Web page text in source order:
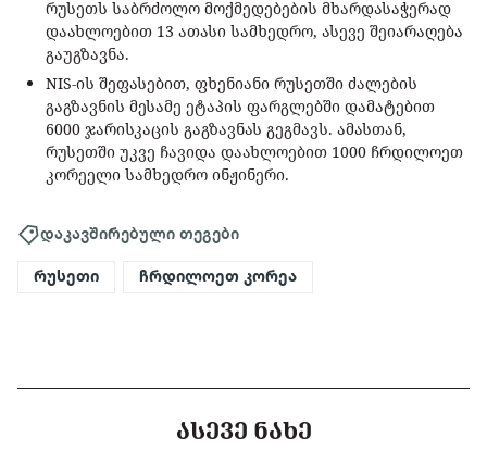
რუსეთს საბრძოლო მოქმედებების მხარდასაჭერად
დაახლოებით 13 ათასი სამხედრო, ასევე შეიარაღება
გაუგზავნა.
NIS-ის შეფასებით, ფხენიანი რუსეთში ძალების
გაგზავნის მესამე ეტაპის ფარგლებში დამატებით
6000 ჯარისკაცის გაგზავნას გეგმავს. ამასთან,
რუსეთში უკვე ჩავიდა დაახლოებით 1000 ჩრდილოეთ
კორეელი სამხედრო ინჟინერი.
დაკავშირებული თეგები
რუსეთი ჩრდილოეთ კორეა
ᲐᲡᲔᲕᲔ ᲜᲐᲮᲔ